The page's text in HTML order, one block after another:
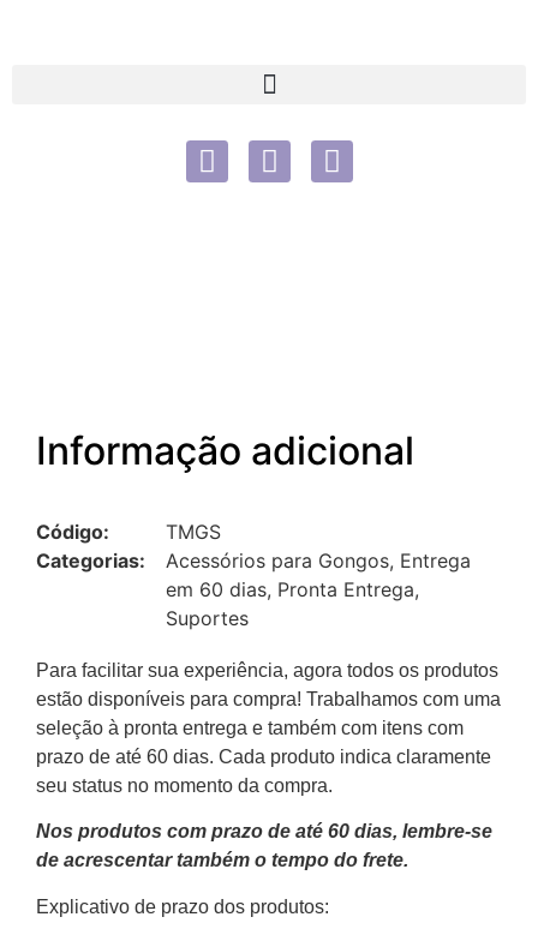
Informação adicional
Código:
TMGS
Categorias:
Acessórios para Gongos, Entrega
em 60 dias, Pronta Entrega,
Suportes
Para facilitar sua experiência, agora todos os produtos
estão disponíveis para compra! Trabalhamos com uma
seleção à pronta entrega e também com itens com
prazo de até 60 dias. Cada produto indica claramente
seu status no momento da compra.
Nos produtos com prazo de até 60 dias, lembre-se
de acrescentar também o tempo do frete.
Explicativo de prazo dos produtos: